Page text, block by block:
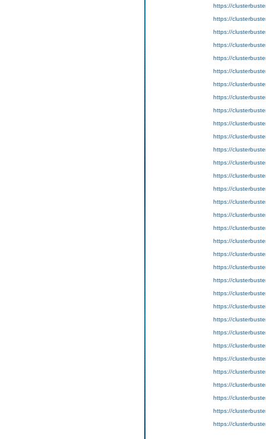
https://
https://
https://
https://
https://
https://
https://
https://
https://
https://
https://
https://
https://
https://
https://
https://
https://
https://
https://
https://
https://
https://
https://
https://
https://
https://
https://
https://
https://
https://
https://
https://
https://